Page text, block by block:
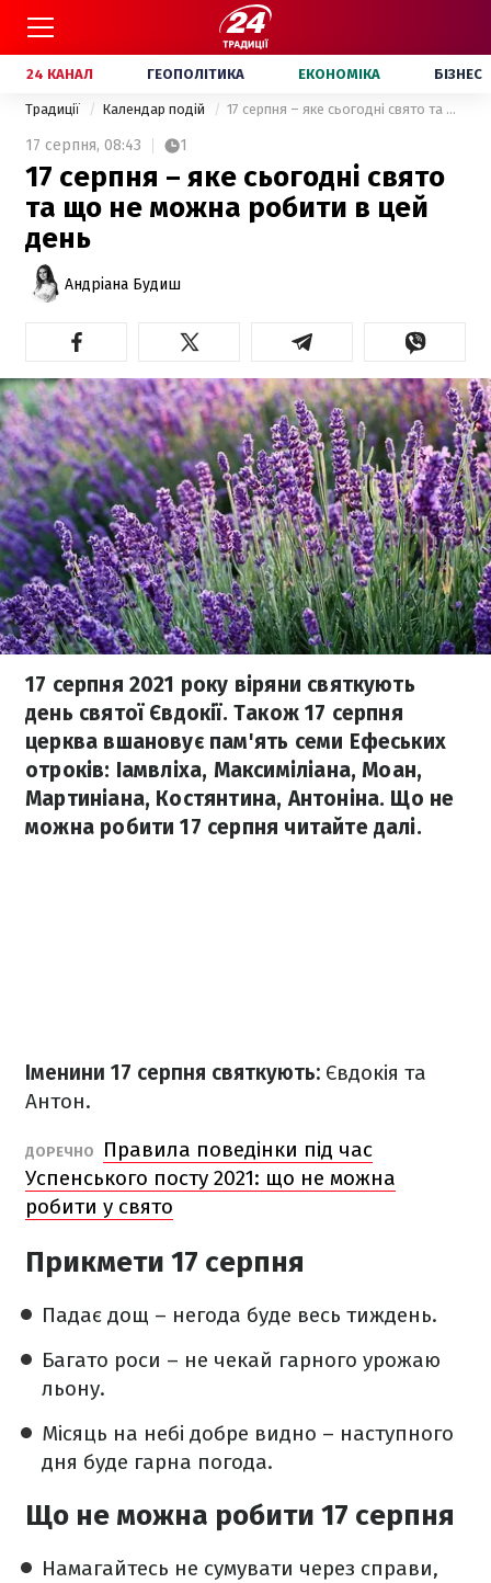
24 КАНАЛ ГЕОПОЛІТИКА ЕКОНОМІКА БІЗНЕС
Традиції Календар подій 17 серпня – яке сьогодні свято та що не можна робити в цей день
17 серпня, 08:43 1
17 серпня – яке сьогодні свято
та що не можна робити в цей
день
Андріана Будиш
17 серпня 2021 року віряни святкують
день святої Євдокії. Також 17 серпня
церква вшановує пам'ять семи Ефеських
отроків: Іамвліха, Максиміліана, Моан,
Мартиніана, Костянтина, Антоніна. Що не
можна робити 17 серпня читайте далі.
Іменини 17 серпня святкують: Євдокія та
Антон.
ДОРЕЧНО
Правила поведінки під час
Успенського посту 2021: що не можна
робити у свято
Прикмети 17 серпня
Падає дощ – негода буде весь тиждень.
Багато роси – не чекай гарного урожаю
льону.
Місяць на небі добре видно – наступного
дня буде гарна погода.
Що не можна робити 17 серпня
Намагайтесь не сумувати через справи,